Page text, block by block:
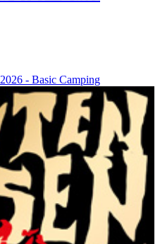
- Basic Camping